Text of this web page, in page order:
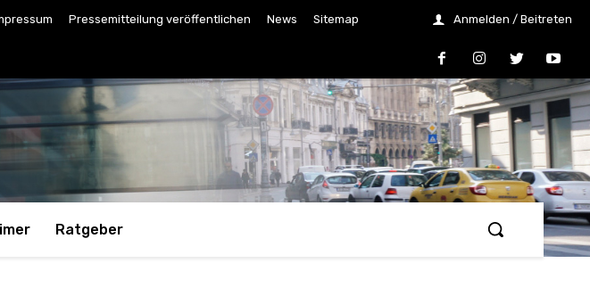
Pressemitteilung veröffentlichen News Sitemap Anmelden / Beitreten
Ratgeber